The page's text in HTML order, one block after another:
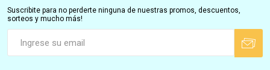
Suscribite para no perderte ninguna de nuestras promos, descuentos,
sorteos y mucho más!